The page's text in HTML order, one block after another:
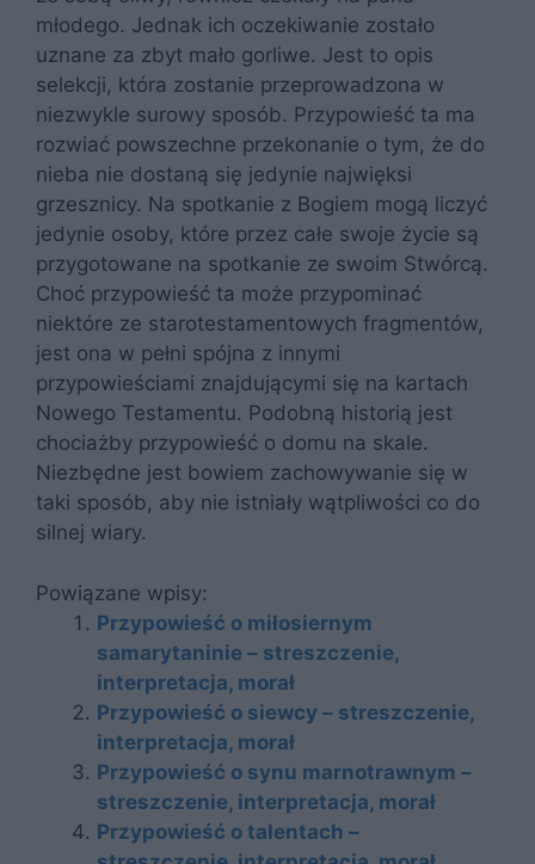
młodego. Jednak ich oczekiwanie zostało
uznane za zbyt mało gorliwe. Jest to opis
selekcji, która zostanie przeprowadzona w
niezwykle surowy sposób. Przypowieść ta ma
rozwiać powszechne przekonanie o tym, że do
nieba nie dostaną się jedynie najwięksi
grzesznicy. Na spotkanie z Bogiem mogą liczyć
jedynie osoby, które przez całe swoje życie są
przygotowane na spotkanie ze swoim Stwórcą.
Choć przypowieść ta może przypominać
niektóre ze starotestamentowych fragmentów,
jest ona w pełni spójna z innymi
przypowieściami znajdującymi się na kartach
Nowego Testamentu. Podobną historią jest
chociażby przypowieść o domu na skale.
Niezbędne jest bowiem zachowywanie się w
taki sposób, aby nie istniały wątpliwości co do
silnej wiary.
Powiązane wpisy:
Przypowieść o miłosiernym
samarytaninie – streszczenie,
interpretacja, morał
Przypowieść o siewcy – streszczenie,
interpretacja, morał
Przypowieść o synu marnotrawnym –
streszczenie, interpretacja, morał
Przypowieść o talentach –